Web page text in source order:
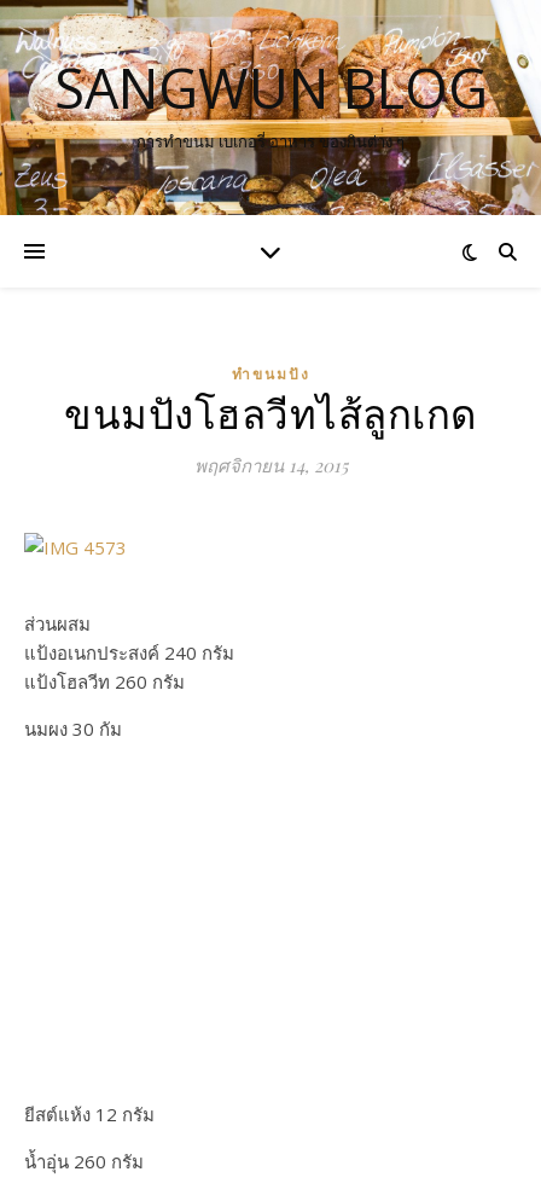
SANGWUN BLOG
การทำขนม เบเกอรี่ อาหาร ของกินต่าง ๆ
ทำขนมปัง
ขนมปังโฮลวีทไส้ลูกเกด
พฤศจิกายน 14, 2015
ส่วนผสม
แป้งอเนกประสงค์ 240 กรัม
แป้งโฮลวีท 260 กรัม
นมผง 30 กัม
ยีสต์แห้ง 12 กรัม
น้ำอุ่น 260 กรัม